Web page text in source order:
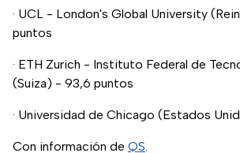
· UCL - London's Global University
puntos
· ETH Zurich - Instituto Federal de
(Suiza) - 93,6 puntos
· Universidad de Chicago (Estados
Con información de QS.